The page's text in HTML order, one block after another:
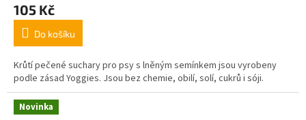
105 Kč
Do košíku
Krůtí pečené suchary pro psy s lněným semínkem jsou vyrobeny
podle zásad Yoggies. Jsou bez chemie, obilí, solí, cukrů i sóji.
Novinka